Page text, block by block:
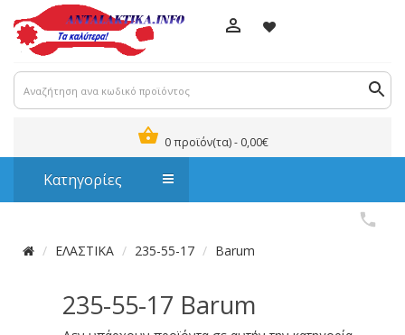
0 προϊόν(τα) - 0,00€
Κατηγορίες
ΕΛΑΣΤΙΚΑ 235-55-17 Barum
235-55-17 Barum